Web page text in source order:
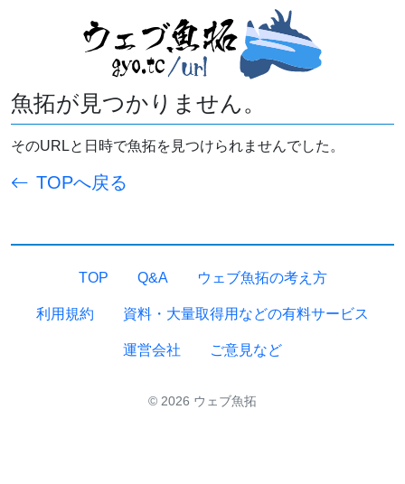
魚拓が見つかりません。
そのURLと日時で魚拓を見つけられませんでした。
TOPへ戻る
TOP Q&A ウェブ魚拓の考え方
利用規約 資料・大量取得用などの有料サービス
運営会社 ご意見など
© 2026 ウェブ魚拓